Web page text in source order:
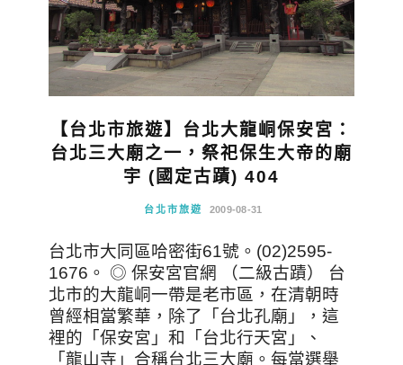
【台北市旅遊】台北大龍峒保安宮：
台北三大廟之一，祭祀保生大帝的廟
宇 (國定古蹟) 404
台北市旅遊 2009-08-31
台北市大同區哈密街61號。(02)2595-
1676。 ◎ 保安宮官網 （二級古蹟） 台
北市的大龍峒一帶是老市區，在清朝時
曾經相當繁華，除了「台北孔廟」，這
裡的「保安宮」和「台北行天宮」、
「龍山寺」合稱台北三大廟。每當選舉